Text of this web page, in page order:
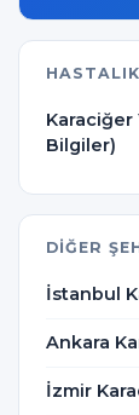
Karaciğer
Bilgiler)
DIĞER
İstanbul
Ankara
İzmir